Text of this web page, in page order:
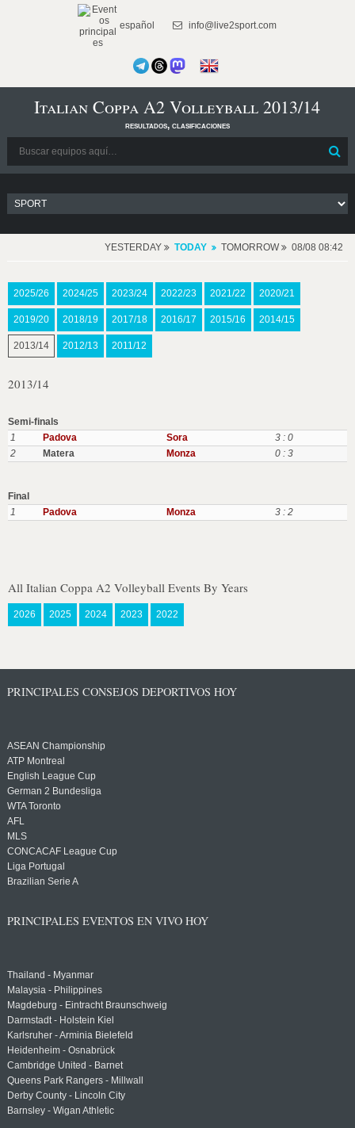
español info@live2sport.com
Italian Coppa A2 Volleyball 2013/14
resultados, clasificaciones
YESTERDAY TODAY TOMORROW 08/08 08:42
2025/26 2024/25 2023/24 2022/23 2021/22 2020/21
2019/20 2018/19 2017/18 2016/17 2015/16 2014/15
2013/14 2012/13 2011/12
2013/14
Semi-finals
1
Padova Sora
3 : 0
2
Matera Monza 0 : 3
Final
1
Padova Monza 3 : 2
All Italian Coppa A2 Volleyball Events By Years
2026 2025 2024 2023 2022
PRINCIPALES CONSEJOS DEPORTIVOS HOY
ASEAN Championship
ATP Montreal
English League Cup
German 2 Bundesliga
WTA Toronto
AFL
MLS
CONCACAF League Cup
Liga Portugal
Brazilian Serie A
PRINCIPALES EVENTOS EN VIVO HOY
Thailand - Myanmar
Malaysia - Philippines
Magdeburg - Eintracht Braunschweig
Darmstadt - Holstein Kiel
Karlsruher - Arminia Bielefeld
Heidenheim - Osnabrück
Cambridge United - Barnet
Queens Park Rangers - Millwall
Derby County - Lincoln City
Barnsley - Wigan Athletic